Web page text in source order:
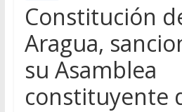
Constitución
Aragua,
su Asamblea
constituyente